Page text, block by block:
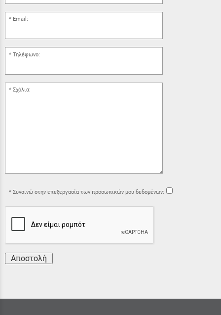
Email:
Τηλέφωνο:
Σχόλια:
Συναινώ στην επεξεργασία των προσωπικών μου δεδομένων:
Αποστολή